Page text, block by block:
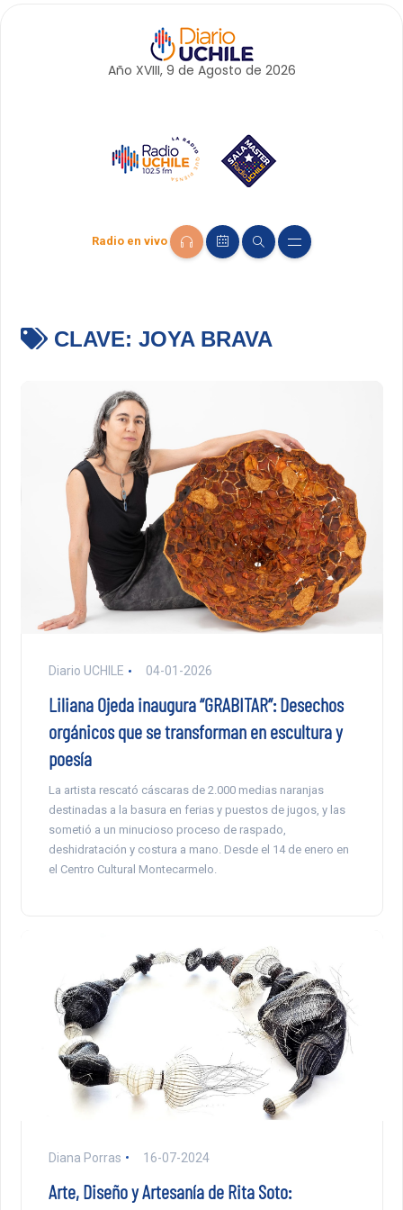
Año XVIII, 9 de Agosto de 2026
Radio en vivo
CLAVE: JOYA BRAVA
Diario UCHILE 04-01-2026
Liliana Ojeda inaugura “GRABITAR”: Desechos
orgánicos que se transforman en escultura y
poesía
La artista rescató cáscaras de 2.000 medias naranjas
destinadas a la basura en ferias y puestos de jugos, y las
sometió a un minucioso proceso de raspado,
deshidratación y costura a mano. Desde el 14 de enero en
el Centro Cultural Montecarmelo.
Diana Porras 16-07-2024
Arte, Diseño y Artesanía de Rita Soto: